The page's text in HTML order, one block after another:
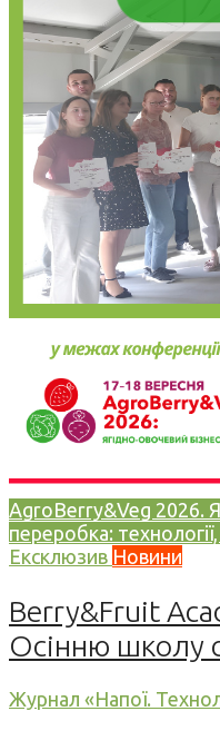
AgroBerry&Veg 2026.
переробка: технології,
Ексклюзив Новини
Berry&Fruit
Осінню школу
Журнал «Напої.